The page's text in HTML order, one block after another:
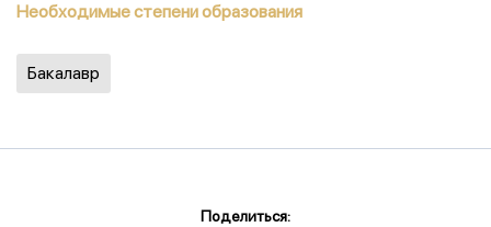
Необходимые степени образования
Бакалавр
Поделиться: